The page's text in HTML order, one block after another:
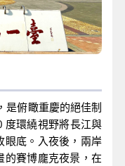
是俯瞰重慶的絕佳制
度環繞視野將長江與
眼底。入夜後，兩岸
的賽博龐克夜景，在